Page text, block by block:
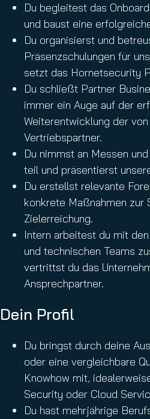
Du begleitest das
und baust eine
Du organisierst und
Präsenzschulungen für
setzt das Hornetsecurity
Du schließt Partner
immer ein Auge auf der
Weiterentwicklung der
Vertriebspartner.
Du nimmst an Messen
teil und präsentierst
Du erstellst relevante
konkrete Maßnahmen zur
Zielerreichung.
Intern arbeitest du mit
und technischen Teams
vertrittst du das
Ansprechpartner.
Dein Profil
Du bringst durch deine
oder eine vergleichbare
Knowhow mit,
Security oder Cloud
Du hast mehrjährige